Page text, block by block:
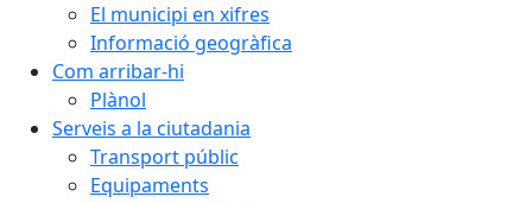
El municipi en xifres
Informació geogràfica
Com arribar-hi
Plànol
Serveis a la ciutadania
Transport públic
Equipaments